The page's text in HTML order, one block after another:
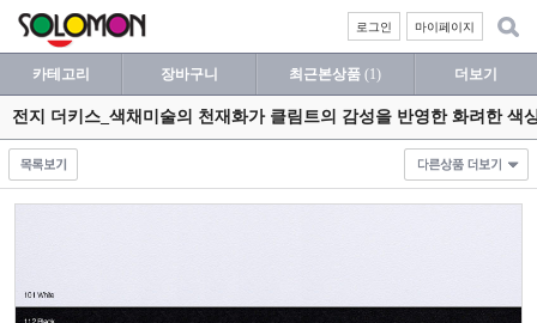
마이페이지
로그인
카테고리 장바구니 최근본상품 (1) 더보기
전지 더키스_색채미술의 천재화가 클림트의 감성을 반영한 화려한 색